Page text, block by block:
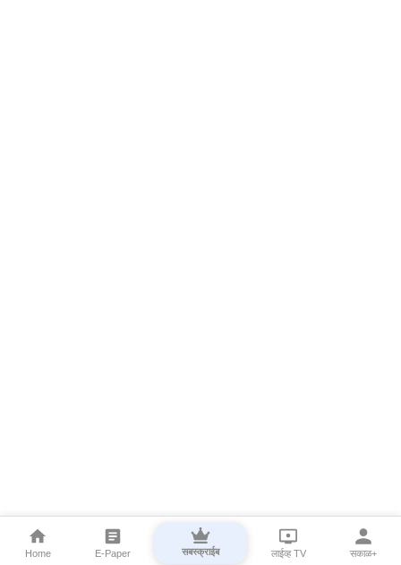
Home E-Paper सबस्क्राईब लाईव्ह TV सकाळ+